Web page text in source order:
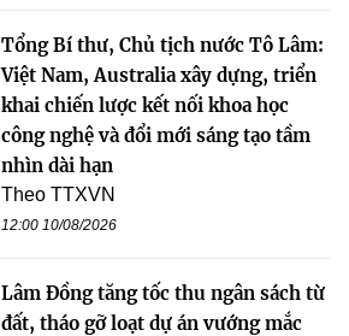
Tổng Bí thư, Chủ tịch nước Tô Lâm:
Việt Nam, Australia xây dựng, triển
khai chiến lược kết nối khoa học
công nghệ và đổi mới sáng tạo tầm
nhìn dài hạn
Theo TTXVN
12:00 10/08/2026
Lâm Đồng tăng tốc thu ngân sách từ
đất, tháo gỡ loạt dự án vướng mắc